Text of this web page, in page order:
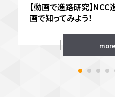
【動画で進路研究】
画で知ってみよう！
more